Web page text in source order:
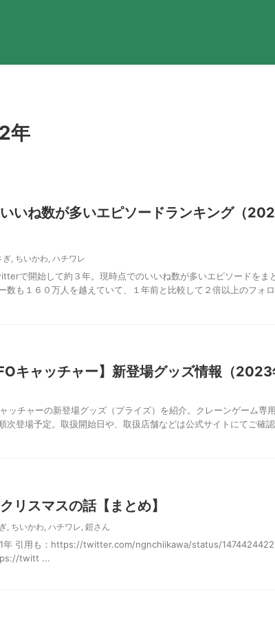
年
いいね数が多いエピソードランキング（
ぎ, ちいかわ, ハチワレ
で開始して約３年。現時点でのいいね数が多いエピソードをま
数も１６０万人を越えていて、１年前と比較して２倍以上のフォ
キャッチャー】新登場グッズ情報（2023
ッチャーの新登場グッズ（プライズ）を紹介。クレーンゲーム専
次登場予定。取扱開始日や、取扱店舗などは公式サイトにてご確
リスマスの話【まとめ】
, ちいかわ, ハチワレ, 鎧さん
年 引用も：https://twitter.com/ngnchiikawa/status/
twitt ...